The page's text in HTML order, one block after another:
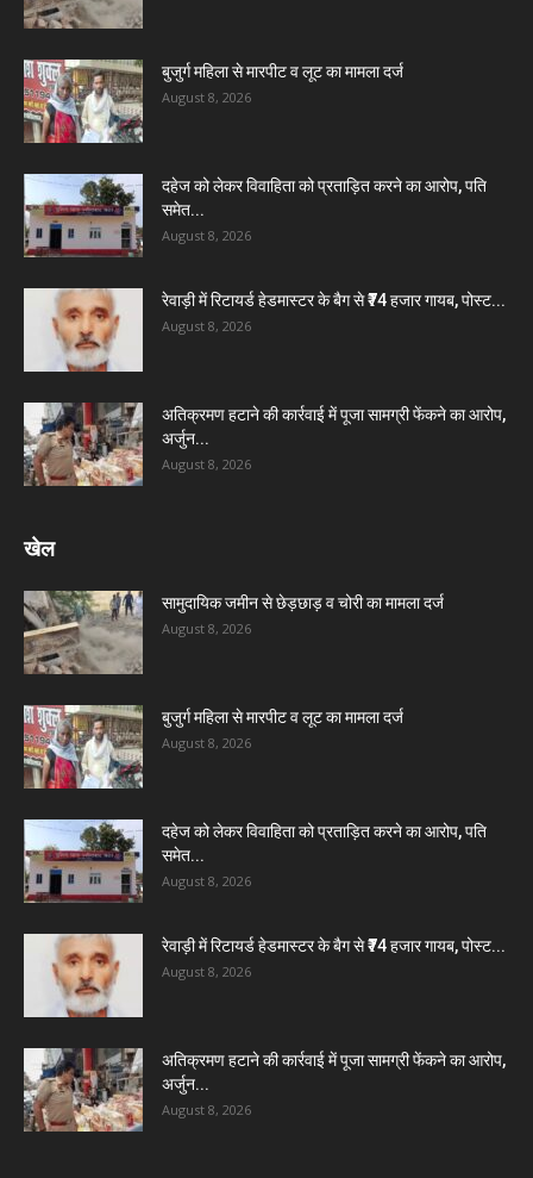
बुजुर्ग महिला से मारपीट व लूट का मामला दर्ज
August 8, 2026
दहेज को लेकर विवाहिता को प्रताड़ित करने का आरोप, पति
समेत...
August 8, 2026
रेवाड़ी में रिटायर्ड हेडमास्टर के बैग से ₹74 हजार गायब, पोस्ट...
August 8, 2026
अतिक्रमण हटाने की कार्रवाई में पूजा सामग्री फेंकने का आरोप,
अर्जुन...
August 8, 2026
खेल
सामुदायिक जमीन से छेड़छाड़ व चोरी का मामला दर्ज
August 8, 2026
बुजुर्ग महिला से मारपीट व लूट का मामला दर्ज
August 8, 2026
दहेज को लेकर विवाहिता को प्रताड़ित करने का आरोप, पति
समेत...
August 8, 2026
रेवाड़ी में रिटायर्ड हेडमास्टर के बैग से ₹74 हजार गायब, पोस्ट...
August 8, 2026
अतिक्रमण हटाने की कार्रवाई में पूजा सामग्री फेंकने का आरोप,
अर्जुन...
August 8, 2026